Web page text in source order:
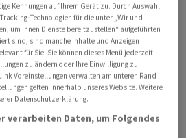
Ministertreffen den Angaben
gehen, wie die EU nach
zwischen der
die Überwachung des
könnte. Ein
USA erarbeitetes Konzept sieht
lange Kontaktlinie vor
Hightech-Systemen zu
Kennungen auf Ihrem Gerät zu. Durch Auswahl
Technologien für die unter „Wir und
um Ihnen Dienste bereitzustellen“ aufgeführten
sind, sind manche Inhalte und Anzeigen
für Sie. Sie können dieses Menü jederzeit
zu ändern oder Ihre Einwilligung zu
Voreinstellungen verwalten am unteren Rand
gelten innerhalb unseres Website. Weitere
Datenschutzerklärung.
verarbeiten Daten, um Folgendes